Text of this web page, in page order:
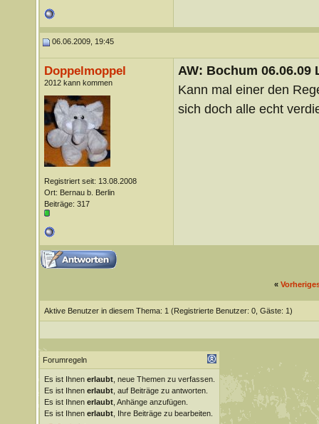
06.06.2009, 19:45
Doppelmoppel
2012 kann kommen
Registriert seit: 13.08.2008
Ort: Bernau b. Berlin
Beiträge: 317
AW: Bochum 06.06.09
Kann mal einer den
sich doch alle echt
«
Aktive Benutzer in diesem Thema: 1 (Registrierte Benutzer: 0, Gäste: 1)
Forumregeln
Es ist Ihnen erlaubt, neue Themen zu verfassen.
Es ist Ihnen erlaubt, auf Beiträge zu antworten.
Es ist Ihnen erlaubt, Anhänge anzufügen.
Es ist Ihnen erlaubt, Ihre Beiträge zu bearbeiten.